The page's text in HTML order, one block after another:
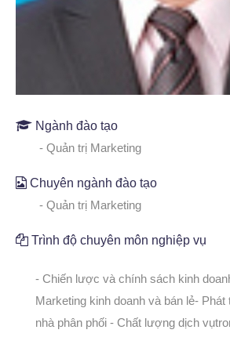
Ngành đào tạo
- Quản trị Marketing
Chuyên ngành đào tạo
- Quản trị Marketing
Trình độ chuyên môn nghiệp vụ
- Chiến lược và chính sách kinh
Marketing kinh doanh và bán lẻ- Phát
nhà phân phối - Chất lượng dịch